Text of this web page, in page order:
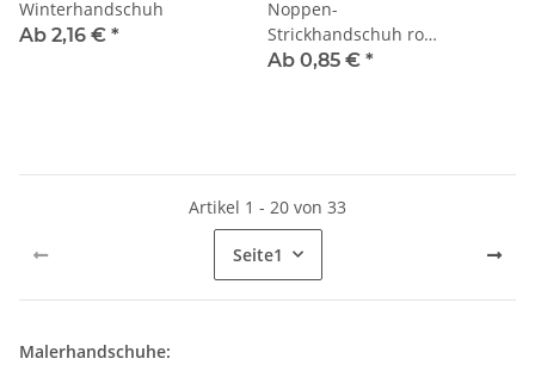
Winterhandschuh
Ab 2,16 € *
Noppen-
Strickhandschuh rote
Noppen
Ab 0,85 € *
Artikel 1 - 20 von 33
Seite1
Malerhandschuhe: